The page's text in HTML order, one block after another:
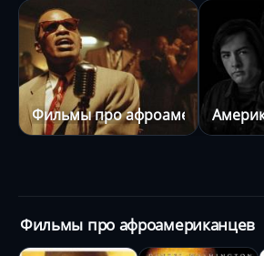
Фильмы про афроамериканцев
Фильмы про афроамериканцев